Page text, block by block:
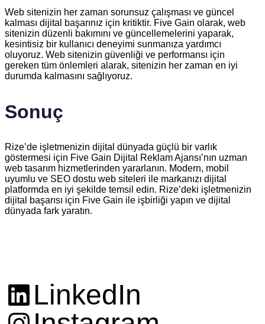
Web sitenizin her zaman sorunsuz çalışması ve güncel
kalması dijital başarınız için kritiktir. Five Gain olarak, web
sitenizin düzenli bakımını ve güncellemelerini yaparak,
kesintisiz bir kullanıcı deneyimi sunmanıza yardımcı
oluyoruz. Web sitenizin güvenliği ve performansı için
gereken tüm önlemleri alarak, sitenizin her zaman en iyi
durumda kalmasını sağlıyoruz.
Sonuç
Rize’de işletmenizin dijital dünyada güçlü bir varlık
göstermesi için Five Gain Dijital Reklam Ajansı’nın uzman
web tasarım hizmetlerinden yararlanın. Modern, mobil
uyumlu ve SEO dostu web siteleri ile markanızı dijital
platformda en iyi şekilde temsil edin. Rize’deki işletmenizin
dijital başarısı için Five Gain ile işbirliği yapın ve dijital
dünyada fark yaratın.
LinkedIn